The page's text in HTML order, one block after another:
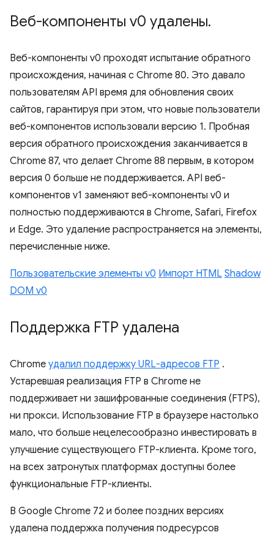
Веб-компоненты v0 удалены.
Веб-компоненты v0 проходят испытание обратного
происхождения, начиная с Chrome 80. Это давало
пользователям API время для обновления своих
сайтов, гарантируя при этом, что новые пользователи
веб-компонентов использовали версию 1. Пробная
версия обратного происхождения заканчивается в
Chrome 87, что делает Chrome 88 первым, в котором
версия 0 больше не поддерживается. API веб-
компонентов v1 заменяют веб-компоненты v0 и
полностью поддерживаются в Chrome, Safari, Firefox
и Edge. Это удаление распространяется на элементы,
перечисленные ниже.
Пользовательские элементы v0 Импорт HTML Shadow
DOM v0
Поддержка FTP удалена
Chrome удалил поддержку URL-адресов FTP .
Устаревшая реализация FTP в Chrome не
поддерживает ни зашифрованные соединения (FTPS),
ни прокси. Использование FTP в браузере настолько
мало, что больше нецелесообразно инвестировать в
улучшение существующего FTP-клиента. Кроме того,
на всех затронутых платформах доступны более
функциональные FTP-клиенты.
В Google Chrome 72 и более поздних версиях
удалена поддержка получения подресурсов